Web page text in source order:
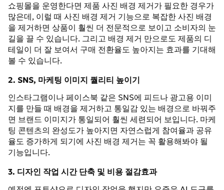
쇼핑몰을 운영한다면 제품 사진 배경 제거가 필요한 경우가
많은데, 이럴 때 사진 배경 제거 기능으로 복잡한 사진 배경
을 제거하면 상품이 훨씬 더 전문적으로 보이고 소비자의 눈
길을 끌 수 있습니다. 그리고 배경 제거 만으로도 제품의 디
테일이 더 잘 보여서 구매 전환율도 높아지는 효과를 기대해
볼 수 있습니다.
2. SNS, 마케팅 이미지 퀄리티 높이기
인스타그램이나 페이스북 같은 SNS에 피드나 광고용 이미
지를 만들 때 배경을 제거하고 통일감 있는 배경으로 바꿔주
면 브랜드 이미지가 통일되어 훨씬 세련되어 보입니다. 마케
팅 콘텐츠의 완성도가 높아지면 자연스럽게 참여율과 공유
율도 증가하게 되기에 사진 배경 제거는 꼭 활용해봐야 될
기능입니다.
3. 디자인 작업 시간 단축 및 비용 절감효과